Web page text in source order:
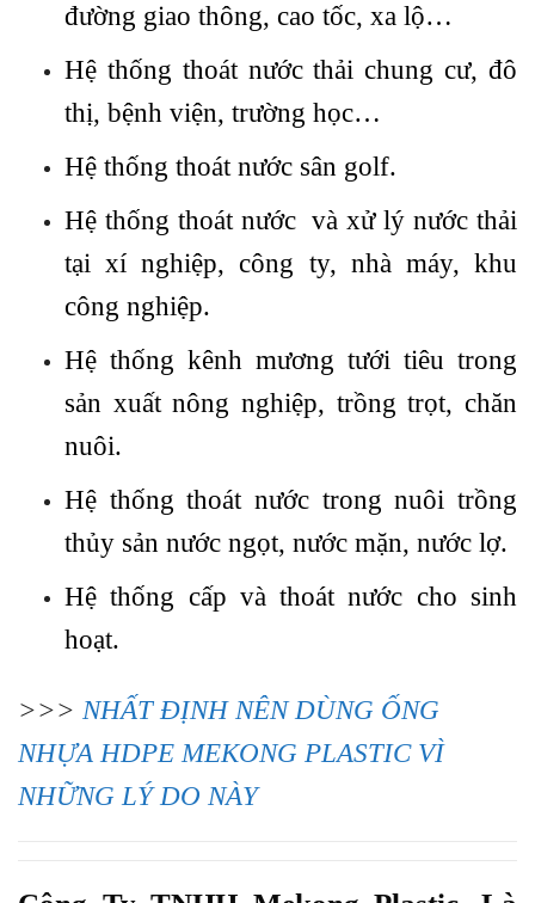
đường giao thông, cao tốc, xa lộ…
Hệ thống thoát nước thải chung cư, đô
thị, bệnh viện, trường học…
Hệ thống thoát nước sân golf.
Hệ thống thoát nước và xử lý nước thải
tại xí nghiệp, công ty, nhà máy, khu
công nghiệp.
Hệ thống kênh mương tưới tiêu trong
sản xuất nông nghiệp, trồng trọt, chăn
nuôi.
Hệ thống thoát nước trong nuôi trồng
thủy sản nước ngọt, nước mặn, nước lợ.
Hệ thống cấp và thoát nước cho sinh
hoạt.
>>> NHẤT ĐỊNH NÊN DÙNG ỐNG
NHỰA HDPE MEKONG PLASTIC VÌ
NHỮNG LÝ DO NÀY